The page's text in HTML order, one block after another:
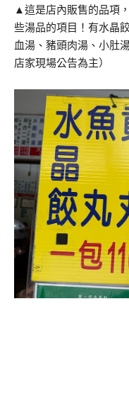
▲這是店內販售的品項
些湯品的項目！有水晶
血湯、豬頭肉湯、小肚
店家現場公告為主）